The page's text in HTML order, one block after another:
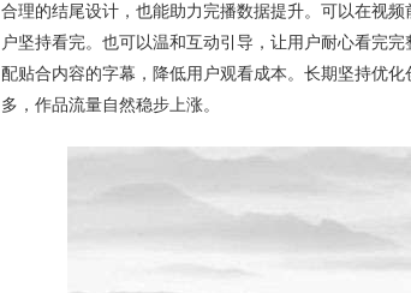
合理的结尾设计，也能助力完播数据提升。可以在视
户坚持看完。也可以温和互动引导，让用户耐心看完
配贴合内容的字幕，降低用户观看成本。长期坚持优
多，作品流量自然稳步上涨。